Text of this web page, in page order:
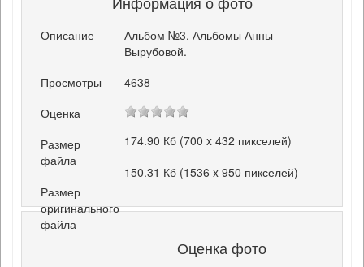
Описание
Альбом №3. Альбомы Анны
Вырубовой.
Просмотры
4638
Оценка
Размер
файла
174.90 Кб (700 x 432 пикселей)
Размер
оригинального
файла
150.31 Кб (1536 x 950 пикселей)
Оценка фото